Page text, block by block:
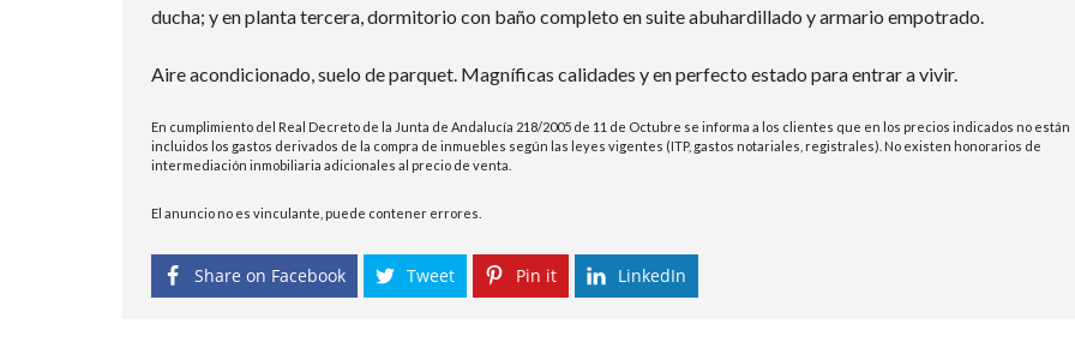
ducha; y en planta tercera, dormitorio con baño completo en suite abuhardillado y armario empotrado.
Aire acondicionado, suelo de parquet. Magníficas calidades y en perfecto estado para entrar a vivir.
En cumplimiento del Real Decreto de la Junta de Andalucía 218/2005 de 11 de Octubre se informa a los clientes que en los precios indicados no están
incluidos los gastos derivados de la compra de inmuebles según las leyes vigentes (ITP, gastos notariales, registrales). No existen honorarios de
intermediación inmobiliaria adicionales al precio de venta.
El anuncio no es vinculante, puede contener errores.
Share on Facebook Tweet Pin it LinkedIn